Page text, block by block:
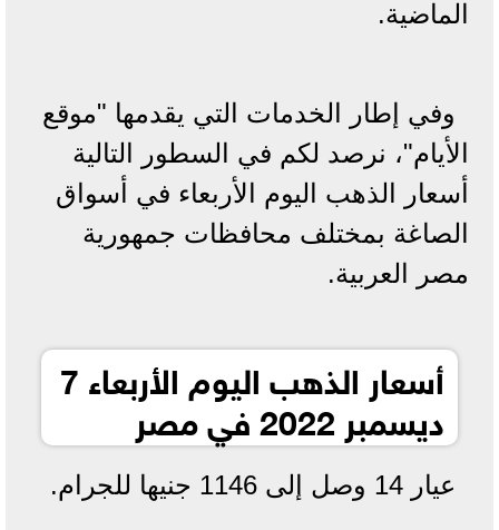
الماضية.
وفي إطار الخدمات التي يقدمها "موقع
الأيام"، نرصد لكم في السطور التالية
أسعار الذهب اليوم الأربعاء في أسواق
الصاغة بمختلف محافظات جمهورية
مصر العربية.
أسعار الذهب اليوم الأربعاء 7
ديسمبر 2022 في مصر
عيار 14 وصل إلى 1146 جنيها للجرام.